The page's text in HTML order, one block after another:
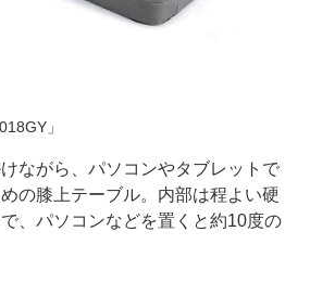
」
ながら、パソコンやタブレットで
の膝上テーブル。内部は程よい硬
、パソコンなどを置くと約10度の